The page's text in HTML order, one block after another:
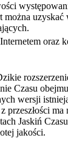
uzyskać
oraz
Czasu
wersji
przeszłości ma
Jaskiń
jakości.